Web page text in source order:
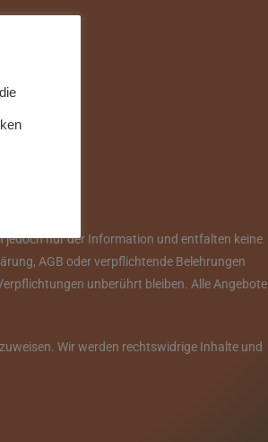
nur der Information und entfalten keine
AGB oder verpflichtende Belehrungen
unberührt bleiben. Alle Angebote
Wir werden rechtswidrige Inhalte und